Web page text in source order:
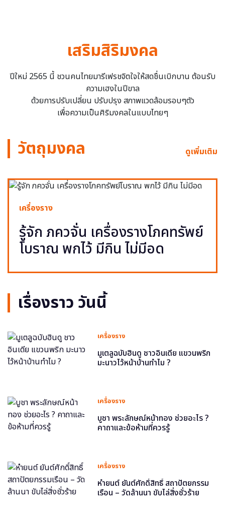
เสริมสิริมงคล
ปีใหม่ 2565 นี้ ชวนคนไทยมารีเฟรชจิตใจให้สดชื่นเบิกบาน ต้อนรับ
ความเฮงในปีขาล
ด้วยการปรับเปลี่ยน ปรับปรุง สภาพแวดล้อมรอบๆตัว
เพื่อความเป็นศิริมงคลในแบบไทยๆ
วัตถุมงคล ดูเพิ่มเติม
เครื่องราง
รู้จัก ภควจั่น เครื่องรางโภคทรัพย์
โบราณ พกไว้ มีกิน ไม่มีอด
เรื่องราว วันนี้
เครื่องราง
มูเตลูฉบับฮินดู ชาวอินเดีย แขวนพริก
มะนาวไว้หน้าบ้านทำไม ?
เครื่องราง
บูชา พระลักษณ์หน้าทอง ช่วยอะไร ?
คาถาและข้อห้ามที่ควรรู้
เครื่องราง
หำยนต์ ยันต์ศักดิ์สิทธิ์ สถาปัตยกรรม
เรือน – วัดล้านนา ขับไล่สิ่งชั่วร้าย